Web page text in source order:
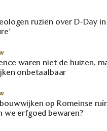
ruziën over D-Day
waren niet de huizen,
onbetaalbaar
op Romeinse
we erfgoed bewaren?